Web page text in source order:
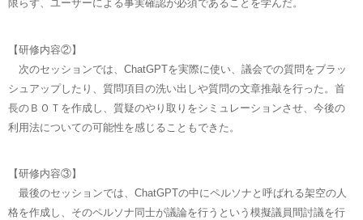
限らず、ユーザーによる事実確認が必須であることを学んだ。
【研修内容②】
次のセッションでは、ChatGPTを実際に使い、議会での質問をブラッ
シュアップしたり、質問項目の洗い出しや質問の文章推敲を行った。首
長のＢＯＴを作成し、質疑のやり取りをシミュレーションさせ、今後の
利用法についての可能性を感じることもできた。
【研修内容③】
最後のセッションでは、ChatGPTの中にペルソナと呼ばれる架空の人
格を作成し、そのペルソナ同士が議論を行うという模擬議員間討議を行